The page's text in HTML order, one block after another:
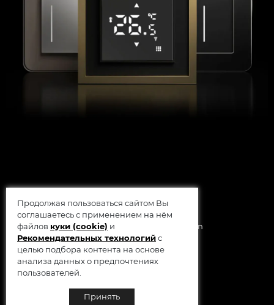
© 2014 - 2026 Werkel AB, Sweden
Продолжая пользоваться сайтом Вы
соглашаетесь с применением на нём
файлов куки (cookie) и
Рекомендательных технологийс
целью подбора контента на основе
анализа данных о предпочтениях
пользователей.
Принять